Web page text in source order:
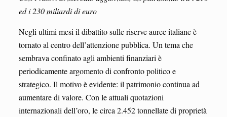
ed i 230 miliardi di euro
Negli ultimi mesi il dibattito sulle riserve auree italiane è
tornato al centro dell’attenzione pubblica. Un tema che
sembrava confinato agli ambienti finanziari è
periodicamente argomento di confronto politico e
strategico. Il motivo è evidente: il patrimonio continua ad
aumentare di valore. Con le attuali quotazioni
internazionali dell’oro, le circa 2.452 tonnellate di proprietà